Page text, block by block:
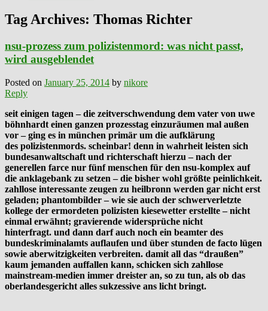
Tag Archives: Thomas Richter
nsu-prozess zum polizistenmord: was nicht passt,
wird ausgeblendet
Posted on January 25, 2014 by nikore
Reply
seit einigen tagen – die zeitverschwendung dem vater von uwe
böhnhardt einen ganzen prozesstag einzuräumen mal außen
vor – ging es in münchen primär um die aufklärung
des polizistenmords. scheinbar! denn in wahrheit leisten sich
bundesanwaltschaft und richterschaft hierzu – nach der
generellen farce nur fünf menschen für den nsu-komplex auf
die anklagebank zu setzen – die bisher wohl größte peinlichkeit.
zahllose interessante zeugen zu heilbronn werden gar nicht erst
geladen; phantombilder – wie sie auch der schwerverletzte
kollege der ermordeten polizisten kiesewetter erstellte – nicht
einmal erwähnt; gravierende widersprüche nicht
hinterfragt. und dann darf auch noch ein beamter des
bundeskriminalamts auflaufen und über stunden de facto lügen
sowie aberwitzigkeiten verbreiten. damit all das “draußen”
kaum jemanden auffallen kann, schicken sich zahllose
mainstream-medien immer dreister an, so zu tun, als ob das
oberlandesgericht alles sukzessive ans licht bringt.